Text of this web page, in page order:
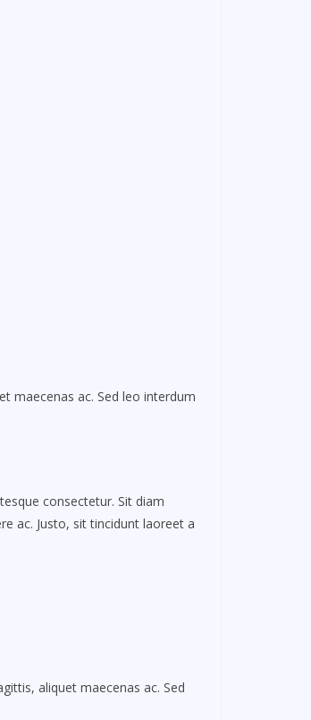
maecenas ac. Sed leo interdum
consectetur. Sit diam
ac. Justo, sit tincidunt laoreet a
aliquet maecenas ac. Sed